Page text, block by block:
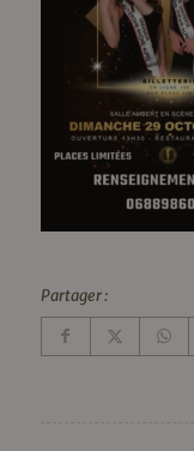
Partager :